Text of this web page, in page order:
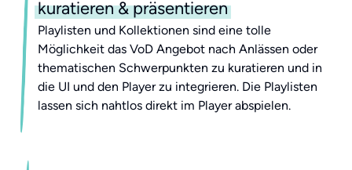
kuratieren & präsentieren
Playlisten und Kollektionen sind eine tolle
Möglichkeit das VoD Angebot nach Anlässen oder
thematischen Schwerpunkten zu kuratieren und in
die UI und den Player zu integrieren. Die Playlisten
lassen sich nahtlos direkt im Player abspielen.